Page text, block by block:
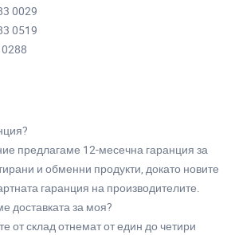
0029
0519
предлагаме 12-месечна гаранция за
и обменни продукти, докато новите
гаранция на производителите.
доставката за моя?
от склад отнемат от един до четири